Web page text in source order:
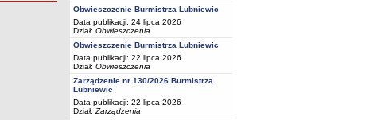
Obwieszczenie Burmistrza Lubniewic
Data publikacji: 24 lipca 2026
Dział: Obwieszczenia
Obwieszczenie Burmistrza Lubniewic
Data publikacji: 22 lipca 2026
Dział: Obwieszczenia
Zarządzenie nr 130/2026 Burmistrza
Lubniewic
Data publikacji: 22 lipca 2026
Dział: Zarządzenia